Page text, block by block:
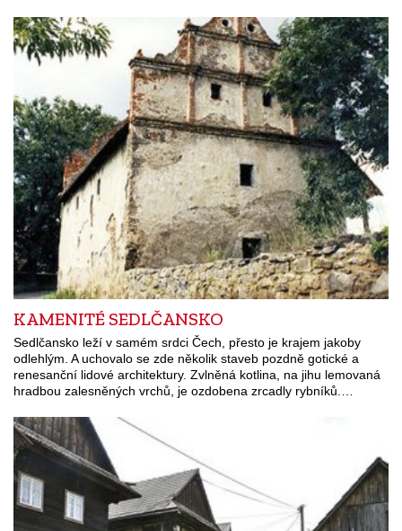
KAMENITÉ SEDLČANSKO
Sedlčansko leží v samém srdci Čech, přesto je krajem jakoby
odlehlým. A uchovalo se zde několik staveb pozdně gotické a
renesanční lidové architektury. Zvlněná kotlina, na jihu lemovaná
hradbou zalesněných vrchů, je ozdobena zrcadly rybníků.…